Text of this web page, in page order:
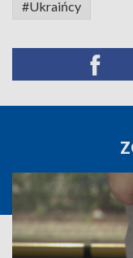
#Ukraińcy